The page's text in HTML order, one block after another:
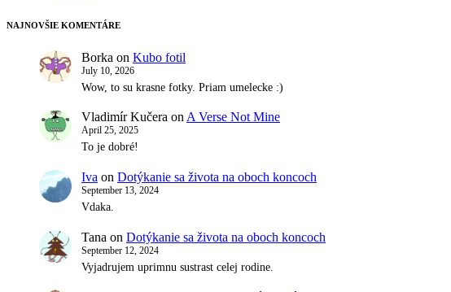
NAJNOVŠIE KOMENTÁRE
Borka on Kubo fotil
July 10, 2026
Wow, to su krasne fotky. Priam umelecke :)
Vladimír Kučera on A Verse Not Mine
April 25, 2025
To je dobré!
Iva on Dotýkanie sa života na oboch koncoch
September 13, 2024
Vdaka.
Tana on Dotýkanie sa života na oboch koncoch
September 12, 2024
Vyjadrujem uprimnu sustrast celej rodine.